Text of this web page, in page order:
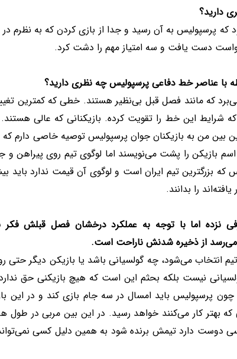
دارید؟
پرسپولیس به آن رسید و جدا از بازی کردن که به نظرم
دست یافت و سه امتیاز مهم را دشت کرد.
با عناصر خط دفاعی پرسپولیس چه نظری دارید؟
که مانند فصل قبل بی‌نظیر هستند. خطی که کمترین
این خط را تقویت کرده. بازیکنانی که عالی
بین من به بازیکنان جوان پرسپولیس توصیه خاصی دارم که
بازیکن را پشت می‌نویسند اما لوگوی تیم روی پیراهن و
که بزرگترین تیم ایران است و لوگوی آن قیمت ندارد باید
را بدانند.
نزده اما با توجه به عملکرد درخشان فصل قبلش فکر
از ذخیره شدنش ناراحت است.
انتخاب می‌شود، چه گولسیانی باشد یا بازیکن دیگر حتی
نیست بلکه بحثم این است که هیچ بازیکنی حق
چون پرسپولیس باید امسال در سه جام بازی کند و در این
بهتر کار می‌کنند خواهد رسید. در این بین مربی در طول
دوست دارد تیمش برنده شود به همین دلیل کسی نمی‌تواند